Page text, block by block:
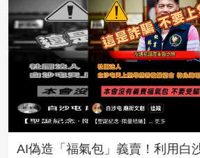
AI偽造「福氣包」義賣！利用